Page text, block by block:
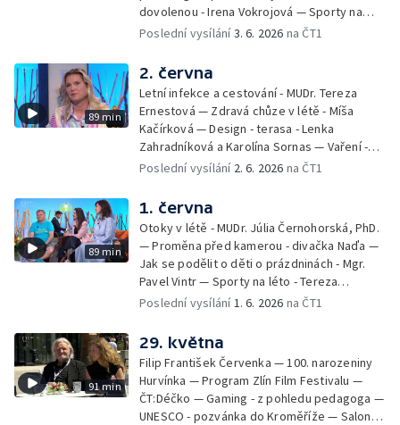
dovolenou - Irena Vokrojová — Sporty na
léto - paddleboard — Alžběta Jungrová —
Heřmánková, Zdeněk Žák, Josef Vrána
Poslední vysílání3. 6. 2026 na ČT1
89 min
2. června
Letní infekce a cestování - MUDr. Tereza
Ernestová — Zdravá chůze v létě - Míša
Kačírková — Design - terasa - Lenka
Zahradníková a Karolína Sornas — Vaření -
jahody - Simona Machurová — Letní sporty -
— Batohy do školy i na prázdniny - Mirka
Belhová — Pramen - Ivan Ostrochovský
Poslední vysílání 2. 6. 2026 na ČT1
89 min
1. června
Otoky v létě - MUDr. Júlia Černohorská, PhD.
— Proměna před kamerou - divačka Naďa —
Jak se podělit o děti o prázdninách - Mgr.
Pavel Vintr — Sporty na léto - Tereza
Michalová — Černé ovce — Změny v
v Českém ráji - Tomáš Jeřábek, Magdalena
Borová, Eva Váchová
Poslední vysílání1. 6. 2026 na ČT1
91 min
29. května
Filip František Červenka — 100. narozeniny
Hurvínka — Program Zlín Film Festivalu —
ČT:Déčko — Gaming - z pohledu pedagoga —
UNESCO - pozvánka do Kroměříže — Salon